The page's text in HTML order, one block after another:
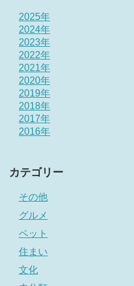
2025年
2024年
2023年
2022年
2021年
2020年
2019年
2018年
2017年
2016年
カテゴリー
その他
グルメ
ペット
住まい
文化